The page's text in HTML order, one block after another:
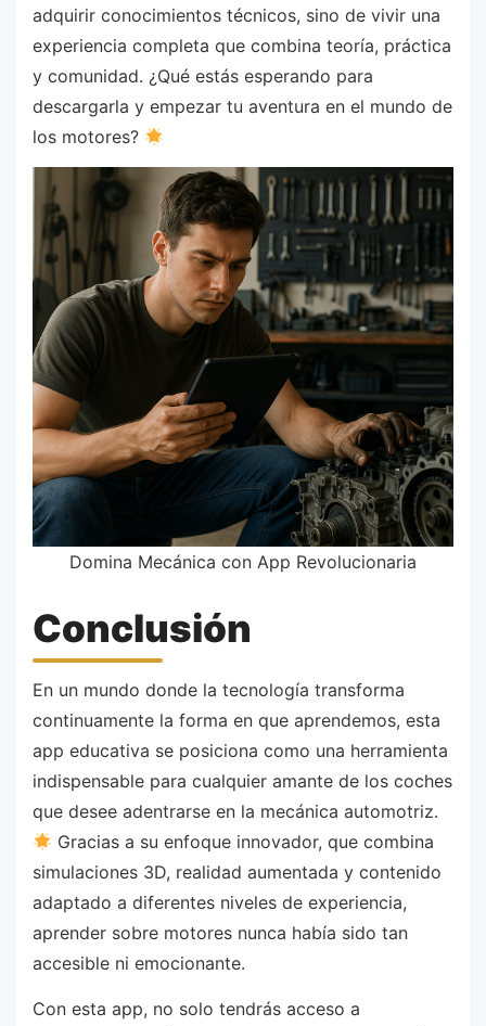
adquirir conocimientos técnicos, sino de vivir una
experiencia completa que combina teoría, práctica
y comunidad. ¿Qué estás esperando para
descargarla y empezar tu aventura en el mundo de
los motores?
Domina Mecánica con App Revolucionaria
Conclusión
En un mundo donde la tecnología transforma
continuamente la forma en que aprendemos, esta
app educativa se posiciona como una herramienta
indispensable para cualquier amante de los coches
que desee adentrarse en la mecánica automotriz.
Gracias a su enfoque innovador, que combina
simulaciones 3D, realidad aumentada y contenido
adaptado a diferentes niveles de experiencia,
aprender sobre motores nunca había sido tan
accesible ni emocionante.
Con esta app, no solo tendrás acceso a